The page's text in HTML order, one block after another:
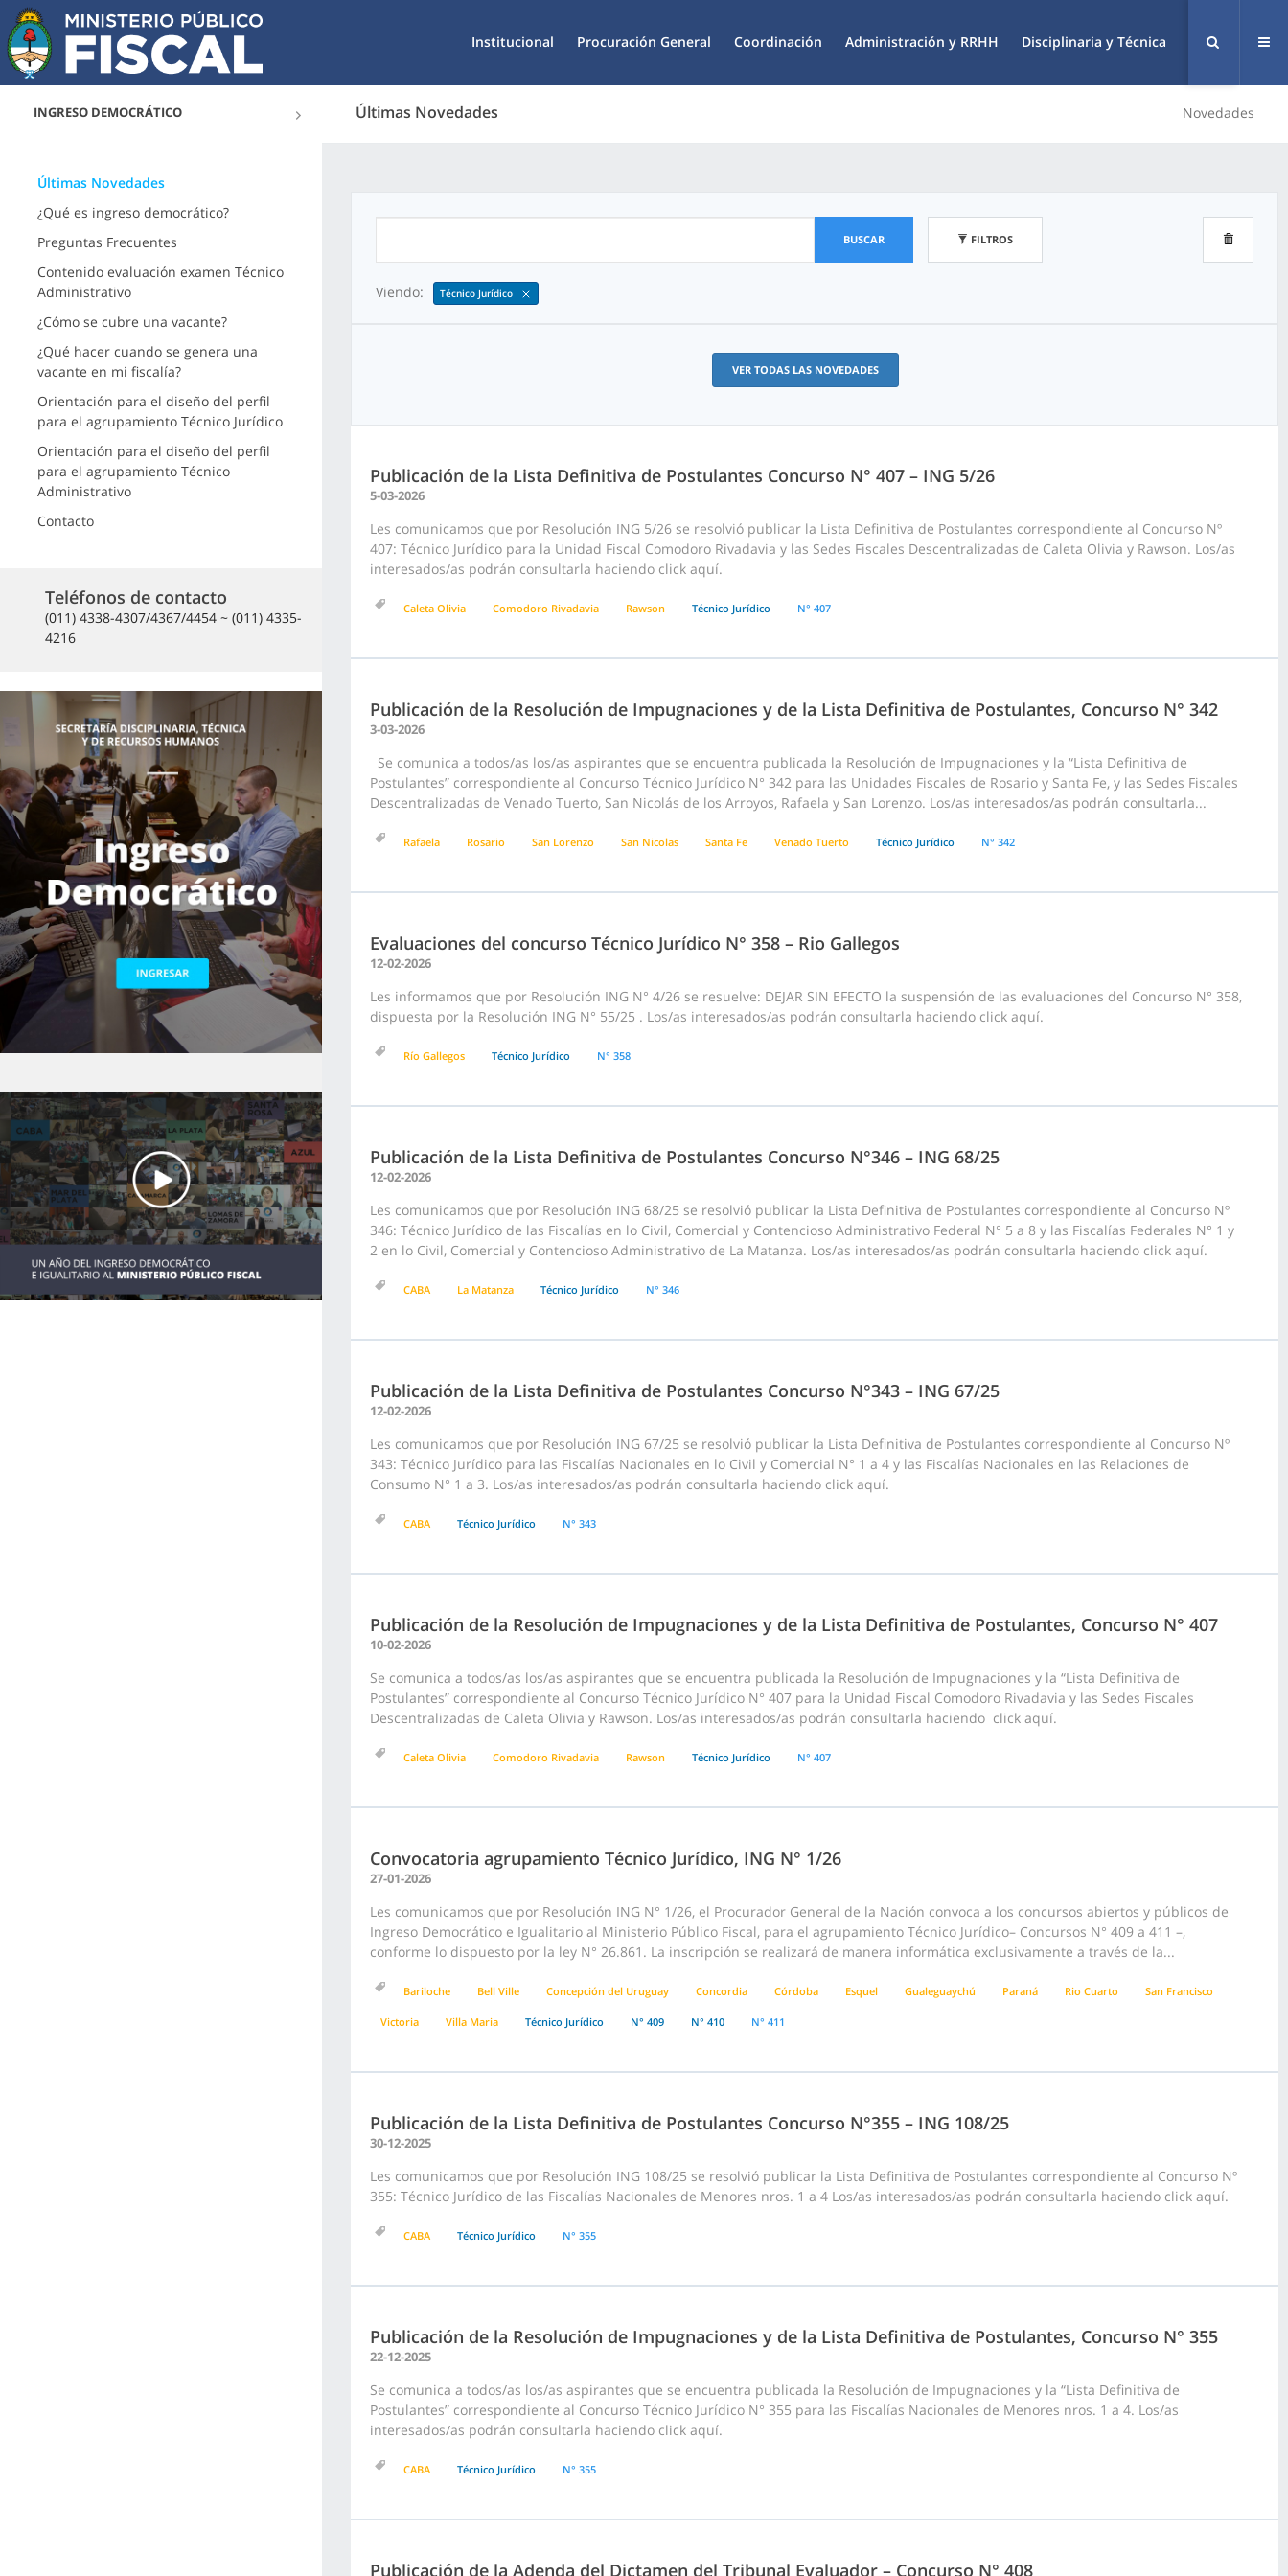
Institucional Procuración General Coordinación Administración y RRHH Disciplinaria y Técnica
INGRESO DEMOCRÁTICO Últimas Novedades Novedades
Últimas Novedades
¿Qué es ingreso democrático?
Preguntas Frecuentes
Contenido evaluación examen Técnico
Administrativo
¿Cómo se cubre una vacante?
¿Qué hacer cuando se genera una
vacante en mi fiscalía?
Orientación para el diseño del perfil
para el agrupamiento Técnico Jurídico
Orientación para el diseño del perfil
para el agrupamiento Técnico
Administrativo
Contacto
Teléfonos de contacto
(011) 4338-4307/4367/4454 ~ (011) 4335-
4216
BUSCAR FILTROS
Viendo: Técnico Jurídico
VER TODAS LAS NOVEDADES
Publicación de la Lista Definitiva de Postulantes Concurso N° 407 – ING 5/26
5-03-2026
Les comunicamos que por Resolución ING 5/26 se resolvió publicar la Lista Definitiva de Postulantes correspondiente al Concurso Nº
407: Técnico Jurídico para la Unidad Fiscal Comodoro Rivadavia y las Sedes Fiscales Descentralizadas de Caleta Olivia y Rawson. Los/as
interesados/as podrán consultarla haciendo click aquí.
Caleta Olivia Comodoro Rivadavia Rawson Técnico Jurídico N° 407
Publicación de la Resolución de Impugnaciones y de la Lista Definitiva de Postulantes, Concurso N° 342
3-03-2026
Se comunica a todos/as los/as aspirantes que se encuentra publicada la Resolución de Impugnaciones y la “Lista Definitiva de
Postulantes” correspondiente al Concurso Técnico Jurídico N° 342 para las Unidades Fiscales de Rosario y Santa Fe, y las Sedes Fiscales
Descentralizadas de Venado Tuerto, San Nicolás de los Arroyos, Rafaela y San Lorenzo. Los/as interesados/as podrán consultarla...
Rafaela Rosario San Lorenzo San Nicolas Santa Fe Venado Tuerto Técnico Jurídico N° 342
Evaluaciones del concurso Técnico Jurídico N° 358 – Rio Gallegos
12-02-2026
Les informamos que por Resolución ING N° 4/26 se resuelve: DEJAR SIN EFECTO la suspensión de las evaluaciones del Concurso N° 358,
dispuesta por la Resolución ING N° 55/25 . Los/as interesados/as podrán consultarla haciendo click aquí.
Río Gallegos Técnico Jurídico N° 358
Publicación de la Lista Definitiva de Postulantes Concurso N°346 – ING 68/25
12-02-2026
Les comunicamos que por Resolución ING 68/25 se resolvió publicar la Lista Definitiva de Postulantes correspondiente al Concurso Nº
346: Técnico Jurídico de las Fiscalías en lo Civil, Comercial y Contencioso Administrativo Federal N° 5 a 8 y las Fiscalías Federales N° 1 y
2 en lo Civil, Comercial y Contencioso Administrativo de La Matanza. Los/as interesados/as podrán consultarla haciendo click aquí.
CABA La Matanza Técnico Jurídico N° 346
Publicación de la Lista Definitiva de Postulantes Concurso N°343 – ING 67/25
12-02-2026
Les comunicamos que por Resolución ING 67/25 se resolvió publicar la Lista Definitiva de Postulantes correspondiente al Concurso Nº
343: Técnico Jurídico para las Fiscalías Nacionales en lo Civil y Comercial N° 1 a 4 y las Fiscalías Nacionales en las Relaciones de
Consumo N° 1 a 3. Los/as interesados/as podrán consultarla haciendo click aquí.
CABA Técnico Jurídico N° 343
Publicación de la Resolución de Impugnaciones y de la Lista Definitiva de Postulantes, Concurso N° 407
10-02-2026
Se comunica a todos/as los/as aspirantes que se encuentra publicada la Resolución de Impugnaciones y la “Lista Definitiva de
Postulantes” correspondiente al Concurso Técnico Jurídico N° 407 para la Unidad Fiscal Comodoro Rivadavia y las Sedes Fiscales
Descentralizadas de Caleta Olivia y Rawson. Los/as interesados/as podrán consultarla haciendo click aquí.
Caleta Olivia Comodoro Rivadavia Rawson Técnico Jurídico N° 407
Convocatoria agrupamiento Técnico Jurídico, ING N° 1/26
27-01-2026
Les comunicamos que por Resolución ING N° 1/26, el Procurador General de la Nación convoca a los concursos abiertos y públicos de
Ingreso Democrático e Igualitario al Ministerio Público Fiscal, para el agrupamiento Técnico Jurídico– Concursos N° 409 a 411 –,
conforme lo dispuesto por la ley N° 26.861. La inscripción se realizará de manera informática exclusivamente a través de la...
Bariloche Bell Ville Concepción del Uruguay Concordia Córdoba Esquel Gualeguaychú Paraná Rio Cuarto San Francisco
Victoria Villa Maria Técnico Jurídico N° 409 N° 410 N° 411
Publicación de la Lista Definitiva de Postulantes Concurso N°355 – ING 108/25
30-12-2025
Les comunicamos que por Resolución ING 108/25 se resolvió publicar la Lista Definitiva de Postulantes correspondiente al Concurso Nº
355: Técnico Jurídico de las Fiscalías Nacionales de Menores nros. 1 a 4 Los/as interesados/as podrán consultarla haciendo click aquí.
CABA Técnico Jurídico N° 355
Publicación de la Resolución de Impugnaciones y de la Lista Definitiva de Postulantes, Concurso N° 355
22-12-2025
Se comunica a todos/as los/as aspirantes que se encuentra publicada la Resolución de Impugnaciones y la “Lista Definitiva de
Postulantes” correspondiente al Concurso Técnico Jurídico N° 355 para las Fiscalías Nacionales de Menores nros. 1 a 4. Los/as
interesados/as podrán consultarla haciendo click aquí.
CABA Técnico Jurídico N° 355
Publicación de la Adenda del Dictamen del Tribunal Evaluador – Concurso N° 408